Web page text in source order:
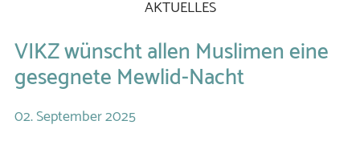
AKTUELLES
VIKZ wünscht allen Muslimen eine
gesegnete Mewlid-Nacht
02.September2025